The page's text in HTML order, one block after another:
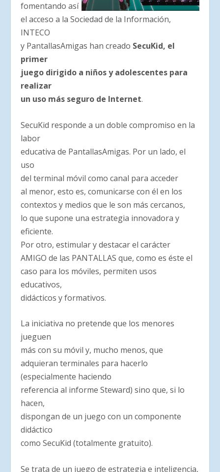
fomentando así
el acceso a la Sociedad de la Información,
INTECO
y PantallasAmigas han creado SecuKid, el
primer
juego dirigido a niños y adolescentes para
realizar
un uso más seguro de Internet.
SecuKid responde a un doble compromiso en la
labor
educativa de PantallasAmigas. Por un lado, el
uso
del terminal móvil como canal para acceder
al menor, esto es, comunicarse con él en los
contextos y medios que le son más cercanos,
lo que supone una estrategia innovadora y
eficiente.
Por otro, estimular y destacar el carácter
AMIGO de las PANTALLAS que, como es éste el
caso para los móviles, permiten usos
educativos,
didácticos y formativos.
La iniciativa no pretende que los menores
jueguen
más con su móvil y, mucho menos, que
adquieran terminales para hacerlo
(especialmente haciendo
referencia al informe Steward) sino que, si lo
hacen,
dispongan de un juego con un componente
didáctico
como SecuKid (totalmente gratuito).
Se trata de un juego de estrategia e inteligencia,